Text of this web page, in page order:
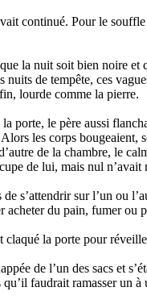
continué. Pour le
la nuit soit bien noire
de tempête, ces
lourde comme la pierre.
porte, le père aussi
les corps
de la chambre, le
de lui, mais nul n’avait
s’attendrir sur l’un ou
du pain, fumer ou
la porte pour
de l’un des sacs et
faudrait ramasser un à